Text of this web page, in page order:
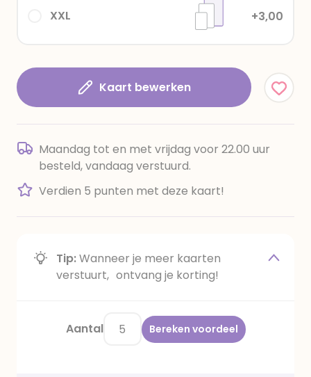
XXL +3,00
Kaart bewerken
Maandag tot en met vrijdag voor 22.00 uur
besteld, vandaag verstuurd.
Verdien 5 punten met deze kaart!
Tip:Wanneer je meer kaarten
verstuurt, ontvang je korting!
Aantal Bereken voordeel